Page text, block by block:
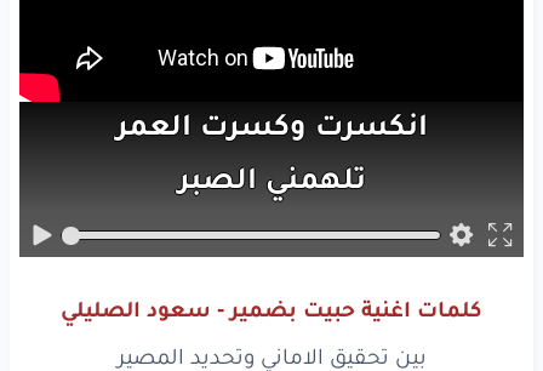
انكسرت وكسرت العمر
تلهمني الصبر
بينتحقيقالاماني
كلمات اغنية حبيت بضمير - سعود الصليلي
بين تحقيق الاماني وتحديد المصير